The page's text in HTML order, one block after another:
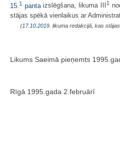
15. 1 pantaizslēgšana, likuma III 1
stājas spēkā vienlaikus ar
(17.10.2019 . likuma redakcijā, kas
Likums Saeimā pieņemts
Rīgā 1995.gada 2.februārī